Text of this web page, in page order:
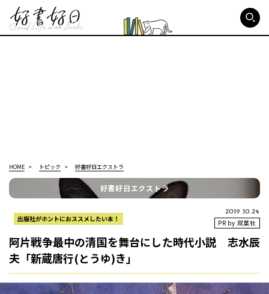
HOME トピック 好書好日エクストラ
好書好日エクストラ
出版社がホントにおススメしたい本！ PR by 双葉社
2019.10.24
阿片戦争最中の清国を舞台にした時代小説 志水辰
夫「新蔵唐行(とうゆ)き」